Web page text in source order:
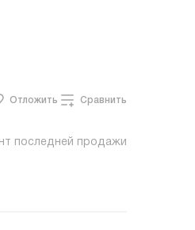
Отложить Сравнить
последней продажи